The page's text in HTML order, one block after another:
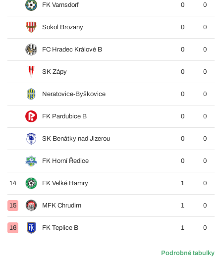
FK Varnsdorf 0 0
Sokol Brozany 0 0
FC Hradec Králové B 0 0
SK Zápy 0 0
Neratovice-Byškovice 0 0
FK Pardubice B 0 0
SK Benátky nad Jizerou 0 0
FK Horní Ředice 0 0
14 FK Velké Hamry 1 0
15 MFK Chrudim 1 0
16 FK Teplice B 1 0
Podrobné tabulky